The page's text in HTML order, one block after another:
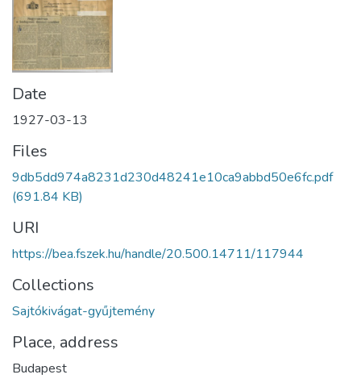
Date
1927-03-13
Files
9db5dd974a8231d230d48241e10ca9abbd50e6fc.pdf
(691.84 KB)
URI
https://bea.fszek.hu/handle/20.500.14711/117944
Collections
Sajtókivágat-gyűjtemény
Place, address
Budapest